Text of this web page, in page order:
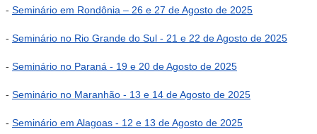
- Seminário em Rondônia – 26 e 27 de Agosto de 2025
- Seminário no Rio Grande do Sul - 21 e 22 de Agosto de 2025
- Seminário no Paraná - 19 e 20 de Agosto de 2025
- Seminário no Maranhão - 13 e 14 de Agosto de 2025
- Seminário em Alagoas - 12 e 13 de Agosto de 2025